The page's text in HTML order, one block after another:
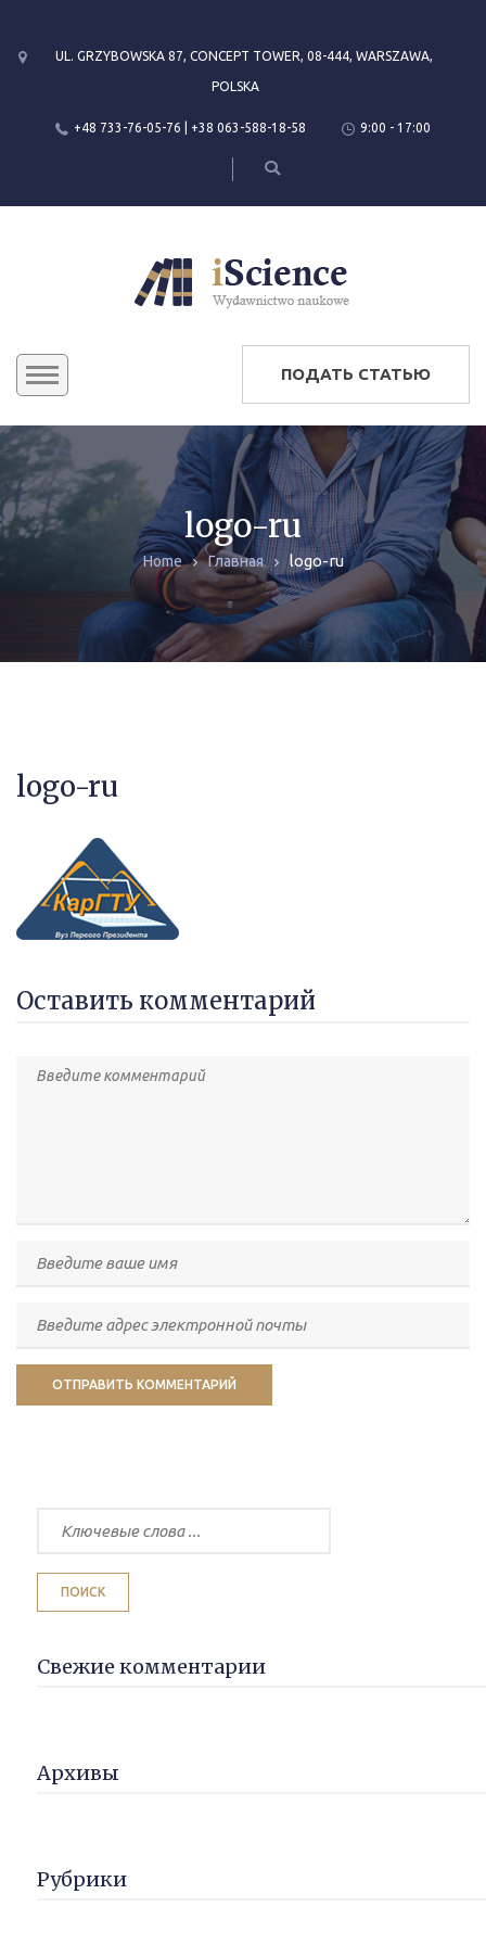
UL. GRZYBOWSKA 87, CONCEPT TOWER, 08-444, WARSZAWA,
POLSKA
+48 733-76-05-76 | +38 063-588-18-58 9:00 - 17:00
КОНФЕРЕНЦИИ
ЖУРНАЛЫ
МОНОГРАФИИ
ПОДАТЬ СТАТЬЮ
logo-ru
Home Главная logo-ru
logo-ru
Оставить комментарий
Свежие комментарии
Архивы
Рубрики